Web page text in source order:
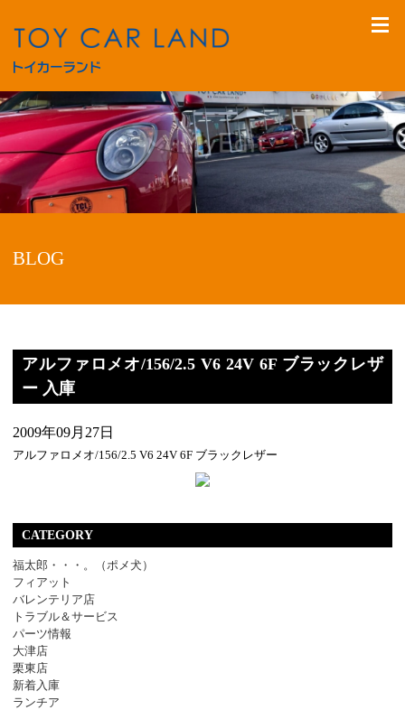
BLOG
アルファロメオ/156/2.5 V6 24V 6F ブラックレザ
ー 入庫
2009年09月27日
アルファロメオ/156/2.5 V6 24V 6F ブラックレザー
CATEGORY
福太郎・・・。（ポメ犬）
フィアット
バレンテリア店
トラブル＆サービス
パーツ情報
大津店
栗東店
新着入庫
ランチア